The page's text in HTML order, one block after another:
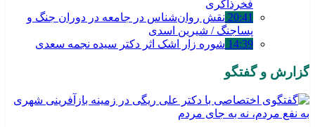
فخرذاکری
20:41 نقش روان‌شناس در جامعه در دوران جنگ و
پساجنگ / شیرین اسدی
14:39 شوره زار اشک اثر دکتر سیده نجمه سعدی
گزارش و گفتگو